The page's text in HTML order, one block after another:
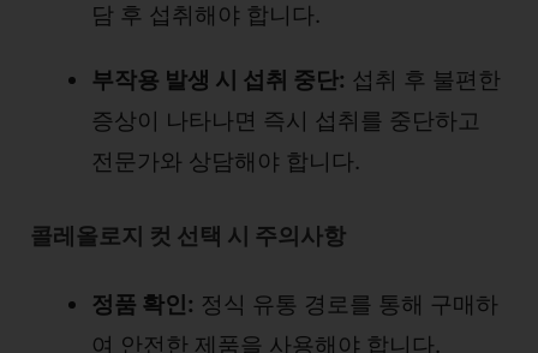
담 후 섭취해야 합니다.
부작용 발생 시 섭취 중단: 섭취 후 불편한
증상이 나타나면 즉시 섭취를 중단하고
전문가와 상담해야 합니다.
콜레올로지 컷 선택 시 주의사항
정품 확인: 정식 유통 경로를 통해 구매하
여 안전한 제품을 사용해야 합니다.